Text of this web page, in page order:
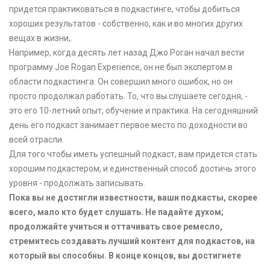
придется практиковаться в подкастинге, чтобы добиться
хороших результатов - собственно, как и во многих других
вещах в жизни,.
Например, когда десять лет назад Джо Роган начал вести
программу Joe Rogan Experience, он не был экспертом в
области подкастинга. Он совершил много ошибок, но он
просто продолжал работать. То, что вы слушаете сегодня, -
это его 10-летний опыт, обучение и практика. На сегодняшний
день его подкаст занимает первое место по доходности во
всей отрасли.
Для того чтобы иметь успешный подкаст, вам придется стать
хорошим подкастером, и единственный способ достичь этого
уровня - продолжать записывать.
Пока вы не достигли известности, ваши подкасты, скорее
всего, мало кто будет слушать. Не падайте духом;
продолжайте учиться и оттачивать свое ремесло,
стремитесь создавать лучший контент для подкастов, на
который вы способны. В конце концов, вы достигнете